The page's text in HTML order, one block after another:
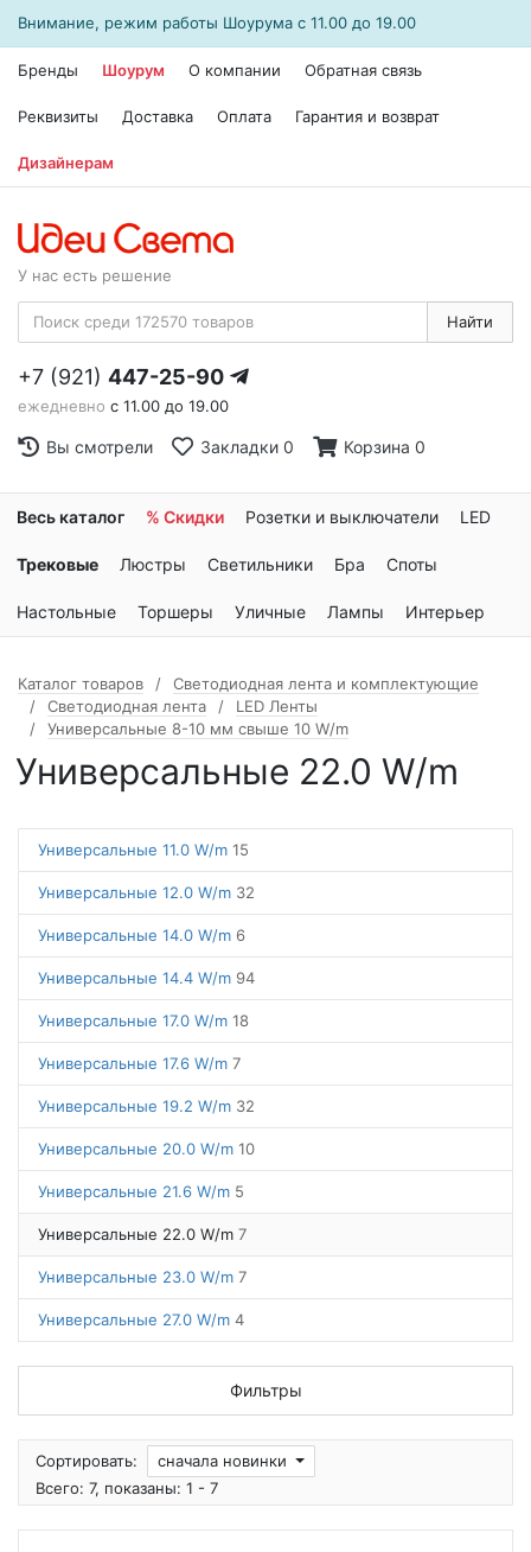
Внимание, режим работы Шоурума с 11.00 до 19.00
Бренды Шоурум О компании Обратная связь
Реквизиты Доставка Оплата Гарантия и возврат
Дизайнерам
У нас есть решение
Найти
+7 (921) 447-25-90
ежедневно с 11.00 до 19.00
Вы смотрели Закладки 0 Корзина 0
Весь каталог % Скидки Розетки и выключатели LED
Трековые Люстры Светильники Бра Споты
Настольные Торшеры Уличные Лампы Интерьер
Каталог товаров
Светодиодная лента и комплектующие
Светодиодная лента
LED Ленты
Универсальные 8-10 мм свыше 10 W/m
Универсальные 22.0 W/m
Универсальные 11.0 W/m 15
Универсальные 12.0 W/m 32
Универсальные 14.0 W/m 6
Универсальные 14.4 W/m 94
Универсальные 17.0 W/m 18
Универсальные 17.6 W/m 7
Универсальные 19.2 W/m 32
Универсальные 20.0 W/m 10
Универсальные 21.6 W/m 5
Универсальные 22.0 W/m 7
Универсальные 23.0 W/m 7
Универсальные 27.0 W/m 4
Фильтры
Сортировать:
сначала новинки
Всего: 7, показаны: 1 - 7